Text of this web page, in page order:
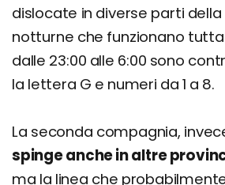
dislocate in diverse parti della
notturne che funzionano
dalle 23:00 alle 6:00 sono
la lettera G e numeri da 1 a 8.
La seconda compagnia,
spinge anche in altre
ma la linea che